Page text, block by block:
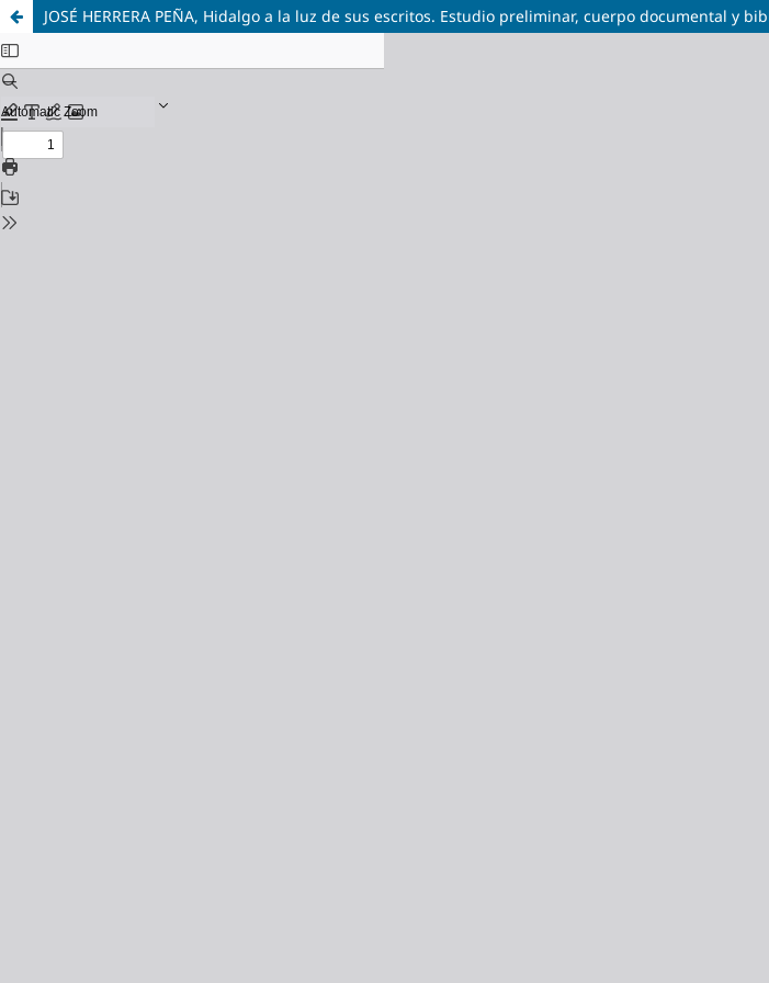
JOSÉ HERRERA PEÑA, Hidalgo a la luz de sus escritos. Estudio preliminar, cuerpo documental